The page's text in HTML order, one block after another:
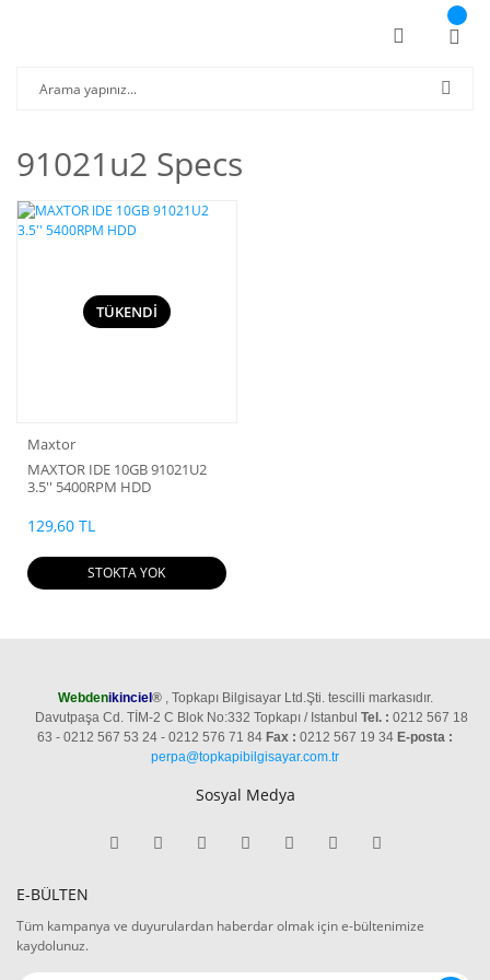
91021u2 Specs
TÜKENDİ
Maxtor
MAXTOR IDE 10GB 91021U2
3.5'' 5400RPM HDD
129,60 TL
STOKTA YOK
Webdenikinciel®, Topkapı Bilgisayar Ltd.Şti. tescilli markasıdır.
Davutpaşa Cd. TİM-2 C Blok No:332 Topkapı / Istanbul Tel. : 0212 567 18
63 - 0212 567 53 24 - 0212 576 71 84 Fax : 0212 567 19 34 E-posta :
perpa@topkapibilgisayar.com.tr
Sosyal Medya
E-BÜLTEN
Tüm kampanya ve duyurulardan haberdar olmak için e-bültenimize
kaydolunuz.